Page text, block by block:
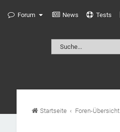
Forum News Tests
Startseite Foren-Übersicht